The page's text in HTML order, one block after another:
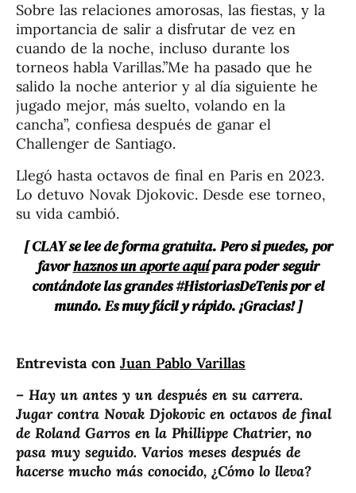
Sobre las relaciones amorosas, las fiestas, y la
importancia de salir a disfrutar de vez en
cuando de la noche, incluso durante los
torneos habla Varillas.”Me ha pasado que he
salido la noche anterior y al día siguiente he
jugado mejor, más suelto, volando en la
cancha”, confiesa después de ganar el
Challenger de Santiago.
Llegó hasta octavos de final en Paris en 2023.
Lo detuvo Novak Djokovic. Desde ese torneo,
su vida cambió.
[ CLAY se lee de forma gratuita. Pero si puedes, por
favorhaznos un aporte aquípara poder seguir
contándote las grandes #HistoriasDeTenis por el
mundo. Es muy fácil y rápido. ¡Gracias! ]
Entrevista con Juan Pablo Varillas
– Hay un antes y un después en su carrera.
Jugar contra Novak Djokovic en octavos de final
de Roland Garros en la Phillippe Chatrier, no
pasa muy seguido. Varios meses después de
hacerse mucho más conocido, ¿Cómo lo lleva?